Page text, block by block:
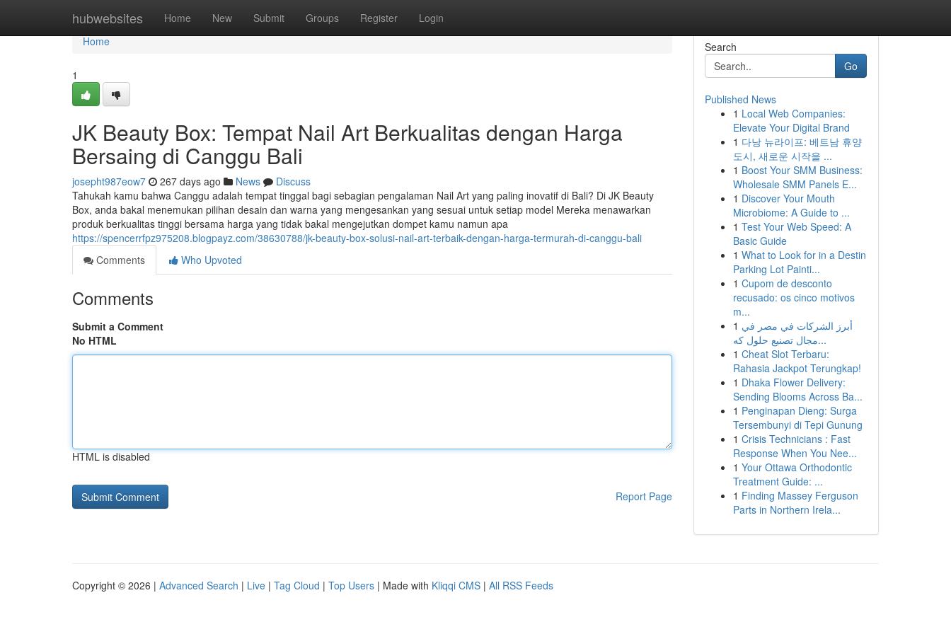
hubwebsites Home New Submit Groups Register Login
Home
Home
1
JK Beauty Box: Tempat Nail Art Berkualitas dengan Harga
Bersaing di Canggu Bali
josepht987eow7 267 days ago News
Discuss
Tahukah kamu bahwa Canggu adalah tempat tinggal bagi sebagian pengalaman Nail Art yang paling inovatif di Bali? Di JK Beauty
Box, anda bakal menemukan pilihan desain dan warna yang mengesankan yang sesuai untuk setiap model Mereka menawarkan
produk berkualitas tinggi bersama harga yang tidak bakal mengejutkan dompet kamu namun apa
https://spencerrfpz975208.blogpayz.com/38630788/jk-beauty-box-solusi-nail-art-terbaik-dengan-harga-termurah-di-canggu-bali
Comments
Who Upvoted
Comments
Submit a Comment
No HTML
HTML is disabled
Report Page
Search
Go
Published News
1 Local Web Companies:
Elevate Your Digital Brand
1 다낭 뉴라이프: 베트남 휴양
도시, 새로운 시작을 ...
1 Boost Your SMM Business:
Wholesale SMM Panels E...
1 Discover Your Mouth
Microbiome: A Guide to ...
1 Test Your Web Speed: A
Basic Guide
1 What to Look for in a Destin
Parking Lot Painti...
1 Cupom de desconto
recusado: os cinco motivos
m...
1 أبرز الشركات في مصر في
مجال تصنيع حلول كه...
1 Cheat Slot Terbaru:
Rahasia Jackpot Terungkap!
1 Dhaka Flower Delivery:
Sending Blooms Across Ba...
1 Penginapan Dieng: Surga
Tersembunyi di Tepi Gunung
1 Crisis Technicians : Fast
Response When You Nee...
1 Your Ottawa Orthodontic
Treatment Guide: ...
1 Finding Massey Ferguson
Parts in Northern Irela...
Copyright © 2026 | Advanced Search | Live | Tag Cloud | Top Users | Made with Kliqqi CMS | All RSS Feeds